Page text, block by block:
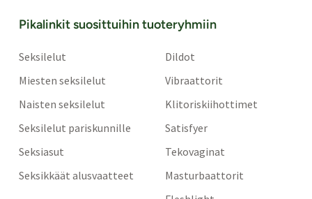
Pikalinkit suosittuihin tuoteryhmiin
Seksilelut
Miesten seksilelut
Naisten seksilelut
Seksilelut pariskunnille
Seksiasut
Seksikkäät alusvaatteet
Dildot
Vibraattorit
Klitoriskiihottimet
Satisfyer
Tekovaginat
Masturbaattorit